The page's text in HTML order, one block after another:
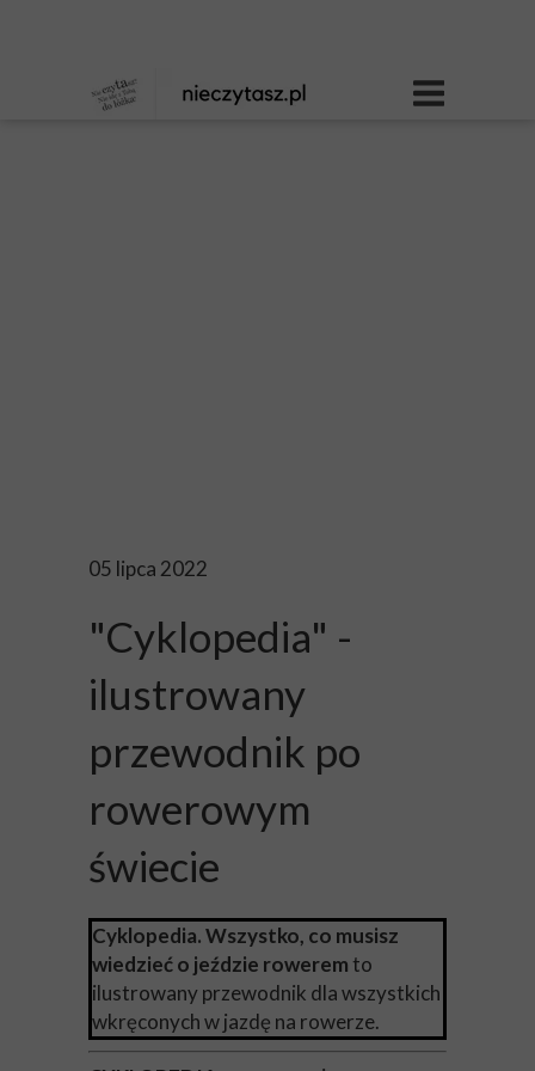
05 lipca 2022
"Cyklopedia" -
ilustrowany
przewodnik po
rowerowym
świecie
Cyklopedia. Wszystko, co musisz
wiedzieć o jeździe rowerem to
ilustrowany przewodnik dla wszystkich
wkręconych w jazdę na rowerze.